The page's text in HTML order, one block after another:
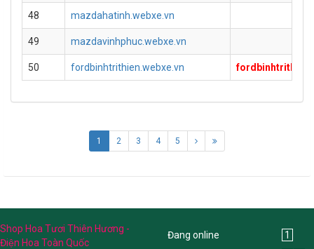
48 mazdahatinh.webxe.vn
49 mazdavinhphuc.webxe.vn
50 fordbinhtrithien.webxe.vn
1 2 3 4 5
Shop Hoa Tươi Thiên Hương -
Điện Hoa Toàn Quốc
Đang online 1